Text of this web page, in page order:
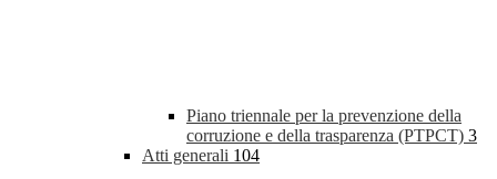
Piano triennale per la prevenzione della
corruzione e della trasparenza (PTPCT) 3
Atti generali 104